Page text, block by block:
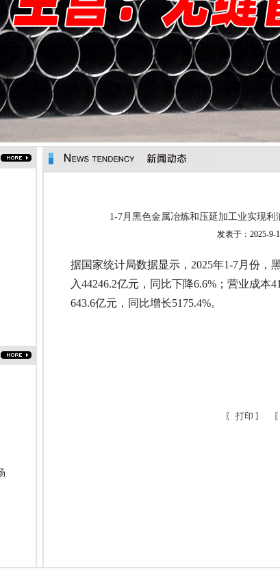
1-7月黑色金属冶炼和压延加工业实现利
发表于：2025-9-
据国家统计局数据显示，2025年1-7月份，
入44246.2亿元，同比下降6.6%；营业成本
643.6亿元，同比增长5175.4%。
〖 打印 〗 〖